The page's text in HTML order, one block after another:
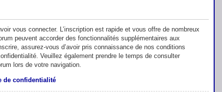
vous connecter. L’inscription est rapide et vous offre de nombreux
peuvent accorder des fonctionnalités supplémentaires aux
assurez-vous d’avoir pris connaissance de nos conditions
Veuillez également prendre le temps de consulter
lors de votre navigation.
de confidentialité